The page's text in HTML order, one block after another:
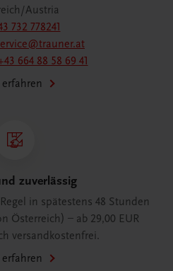
Austria
732 778241
664 88 58 69 41
zuverlässig
in spätestens 48 Stunden
Österreich) – ab 29,00 EUR
versandkostenfrei.